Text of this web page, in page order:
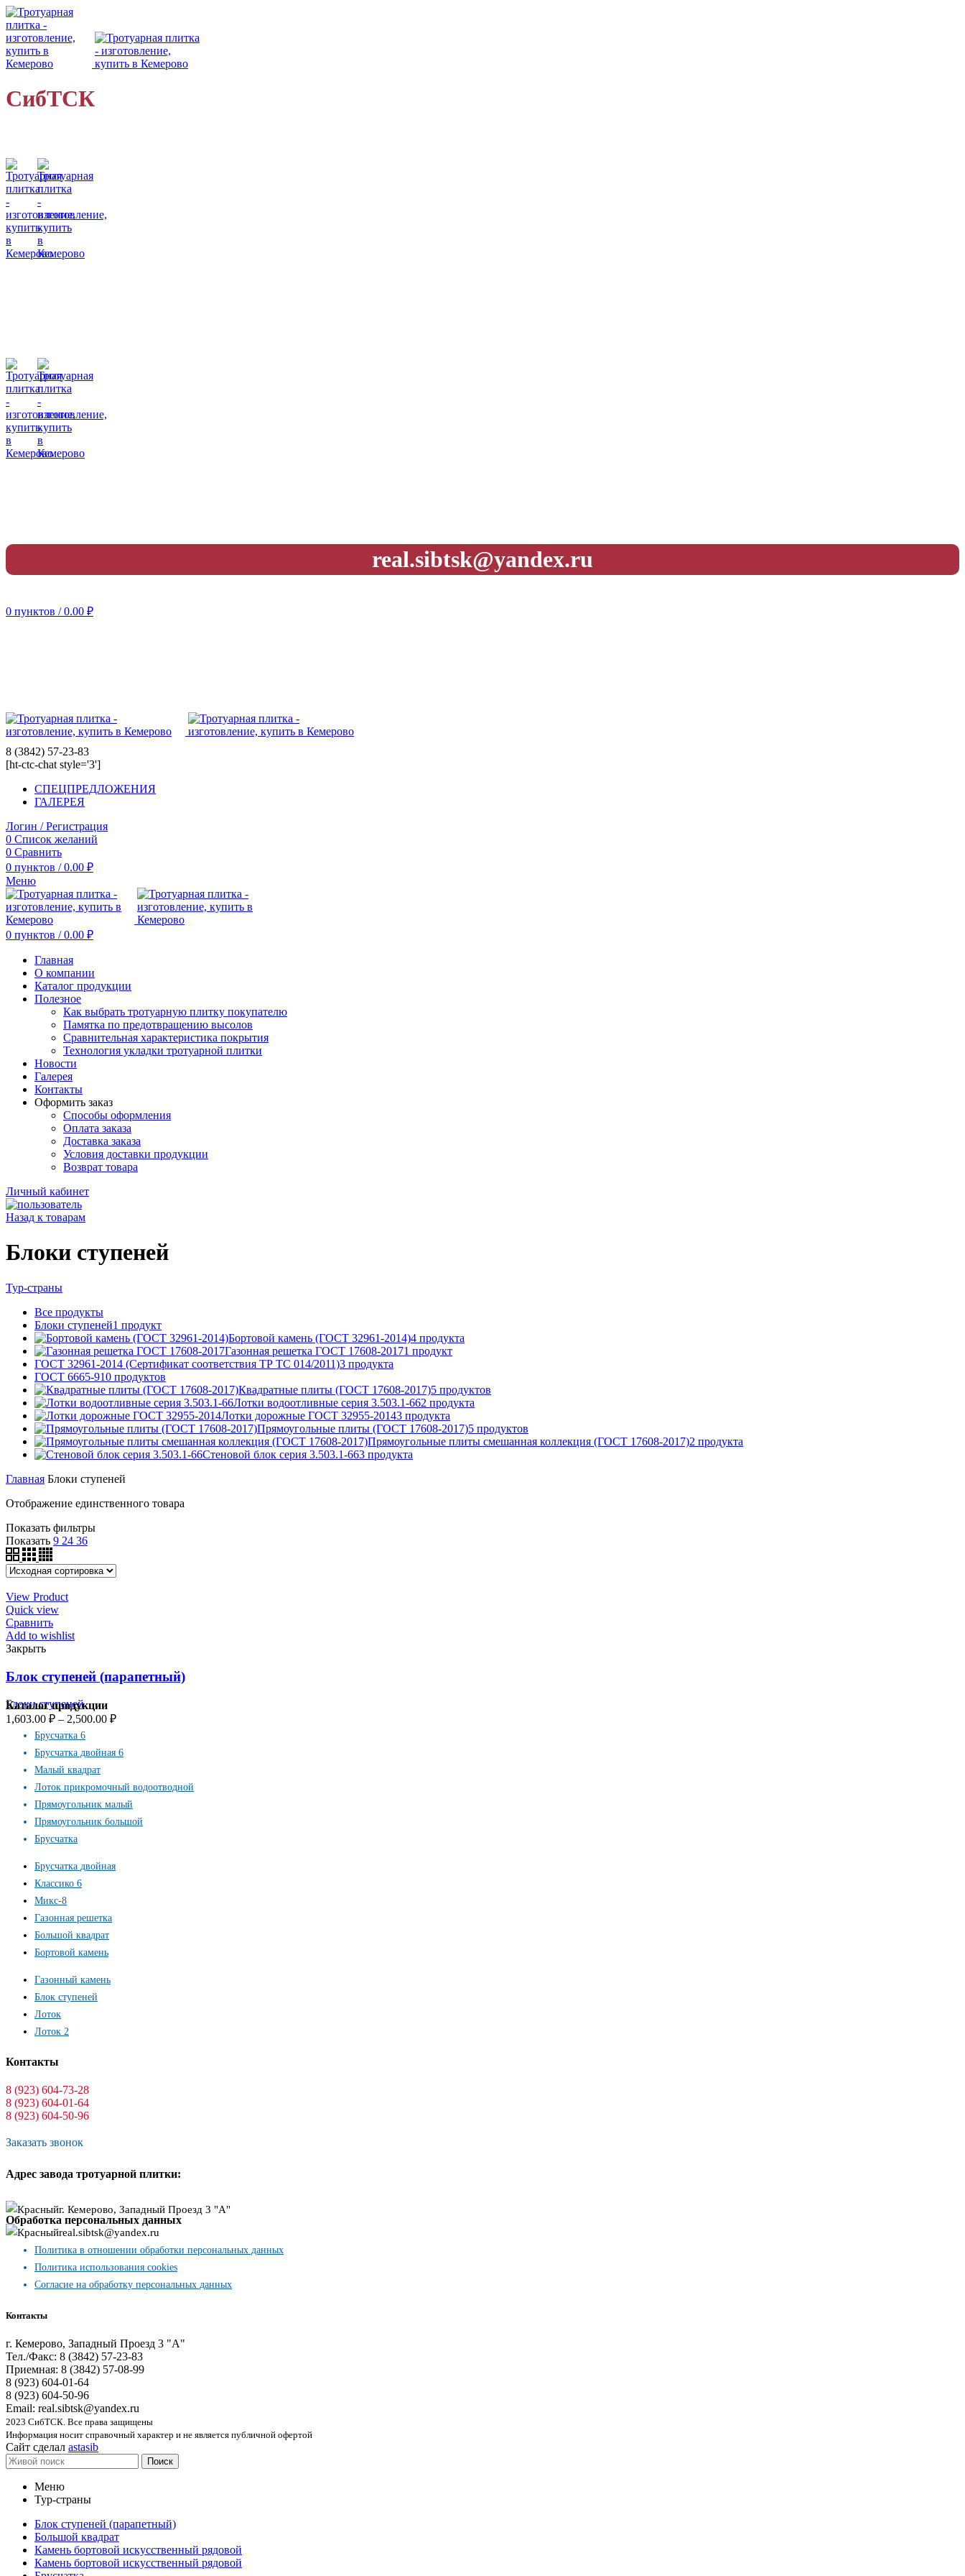
СибТСК
real.sibtsk@yandex.ru
0 пунктов / 0.00 ₽
8 (3842) 57-23-83
[ht-ctc-chat style='3']
СПЕЦПРЕДЛОЖЕНИЯ
ГАЛЕРЕЯ
Логин / Регистрация
0 Список желаний
0 Сравнить
0 пунктов / 0.00 ₽
Меню
0 пунктов / 0.00 ₽
Главная
О компании
Каталог продукции
Полезное
Как выбрать тротуарную плитку покупателю
Памятка по предотвращению высолов
Сравнительная характеристика покрытия
Технология укладки тротуарной плитки
Новости
Галерея
Контакты
Оформить заказ
Способы оформления
Оплата заказа
Доставка заказа
Условия доставки продукции
Возврат товара
Личный кабинет
Назад к товарам
Блоки ступеней
Тур-страны
Все продукты
Блоки ступеней1 продукт
Бортовой камень (ГОСТ 32961-2014)4 продукта
Газонная решетка ГОСТ 17608-20171 продукт
ГОСТ 32961-2014 (Сертификат соответствия ТР ТС 014/2011)3 продукта
ГОСТ 6665-910 продуктов
Квадратные плиты (ГОСТ 17608-2017)5 продуктов
Лотки водоотливные серия 3.503.1-662 продукта
Лотки дорожные ГОСТ 32955-20143 продукта
Прямоугольные плиты (ГОСТ 17608-2017)5 продуктов
Прямоугольные плиты смешанная коллекция (ГОСТ 17608-2017)2 продукта
Стеновой блок серия 3.503.1-663 продукта
Главная Блоки ступеней
Отображение единственного товара
Показать фильтры
Показать 9 24 36
View Product
Quick view
Сравнить
Add to wishlist
Закрыть
Блок ступеней (парапетный)
Блоки ступеней
1,603.00 ₽ – 2,500.00 ₽
Каталог продукции
Брусчатка 6
Брусчатка двойная 6
Малый квадрат
Лоток прикромочный водоотводной
Прямоугольник малый
Прямоугольник большой
Брусчатка
Брусчатка двойная
Классико 6
Микс-8
Газонная решетка
Большой квадрат
Бортовой камень
Газонный камень
Блок ступеней
Лоток
Лоток 2
Контакты
8 (923) 604-73-28
8 (923) 604-01-64
8 (923) 604-50-96
Заказать звонок
Адрес завода тротуарной плитки:
г. Кемерово, Западный Проезд 3 "А"
real.sibtsk@yandex.ru
Обработка персональных данных
Политика в отношении обработки персональных данных
Политика использования cookies
Согласие на обработку персональных данных
Контакты
г. Кемерово, Западный Проезд 3 "А"
Тел./Факс: 8 (3842) 57-23-83
Приемная: 8 (3842) 57-08-99
8 (923) 604-01-64
8 (923) 604-50-96
Email: real.sibtsk@yandex.ru
2023 СибТСК. Все права защищены
Информация носит справочный характер и не является публичной офертой
Сайт сделал astasib
Поиск
Меню
Тур-страны
Блок ступеней (парапетный)
Большой квадрат
Камень бортовой искусственный рядовой
Камень бортовой искусственный рядовой